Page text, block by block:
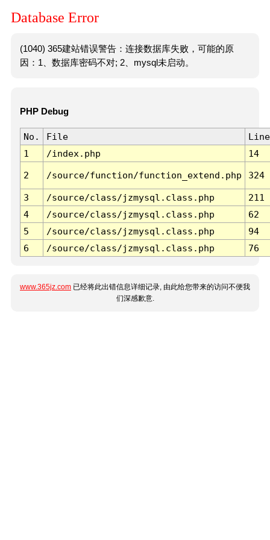
Database Error
(1040) 365建站错误警告：连接数据库失败，可能的原
因：1、数据库密码不对; 2、mysql未启动。
PHP Debug
No. File
Line
1
/index.php 14
2 /source/function/function_extend.php 324
3 /source/class/jzmysql.class.php
211
4
/source/class/jzmysql.class.php
62
5
/source/class/jzmysql.class.php
94
6
/source/class/jzmysql.class.php 76
www.365jz.com 已经将此出错信息详细记录, 由此给您带来的访问不便我
们深感歉意.